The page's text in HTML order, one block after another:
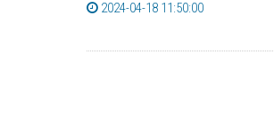
2024-04-18 11:50:00